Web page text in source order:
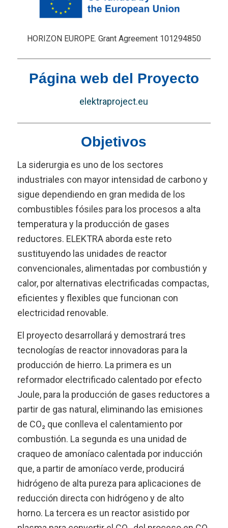
HORIZON EUROPE. Grant Agreement 101294850
Página web del Proyecto
elektraproject.eu
Objetivos
La siderurgia es uno de los sectores
industriales con mayor intensidad de carbono y
sigue dependiendo en gran medida de los
combustibles fósiles para los procesos a alta
temperatura y la producción de gases
reductores. ELEKTRA aborda este reto
sustituyendo las unidades de reactor
convencionales, alimentadas por combustión y
calor, por alternativas electrificadas compactas,
eficientes y flexibles que funcionan con
electricidad renovable.
El proyecto desarrollará y demostrará tres
tecnologías de reactor innovadoras para la
producción de hierro. La primera es un
reformador electrificado calentado por efecto
Joule, para la producción de gases reductores a
partir de gas natural, eliminando las emisiones
de CO₂ que conlleva el calentamiento por
combustión. La segunda es una unidad de
craqueo de amoníaco calentada por inducción
que, a partir de amoníaco verde, producirá
hidrógeno de alta pureza para aplicaciones de
reducción directa con hidrógeno y de alto
horno. La tercera es un reactor asistido por